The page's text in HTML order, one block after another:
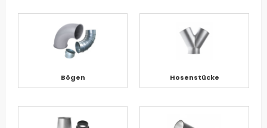
Bögen Hosenstücke